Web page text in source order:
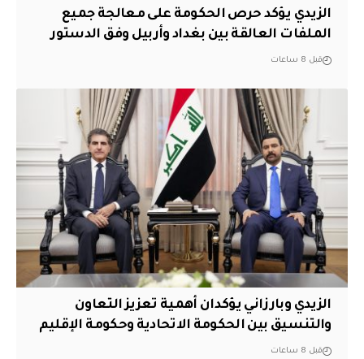
الزيدي يؤكد حرص الحكومة على معالجة جميع
الملفات العالقة بين بغداد وأربيل وفق الدستور
قبل 8 ساعات
الزيدي وبارزاني يؤكدان أهمية تعزيز التعاون
والتنسيق بين الحكومة الاتحادية وحكومة الإقليم
قبل 8 ساعات